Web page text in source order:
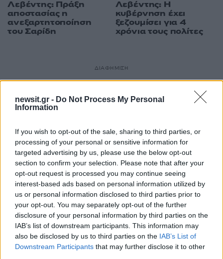
newsit.gr - Do Not Process My Personal
Information
If you wish to opt-out of the sale, sharing to third parties, or
processing of your personal or sensitive information for
targeted advertising by us, please use the below opt-out
section to confirm your selection. Please note that after your
opt-out request is processed you may continue seeing
interest-based ads based on personal information utilized by
us or personal information disclosed to third parties prior to
your opt-out. You may separately opt-out of the further
disclosure of your personal information by third parties on the
IAB’s list of downstream participants. This information may
also be disclosed by us to third parties on the IAB’s List of
Downstream Participants that may further disclose it to other
Λεβέντης: Πράξη
αποστασίας η
ανεξαρτητοποίηση
του Σαρίδη
Λεβέντης: Η
κυβέρνηση έχει
ξεζουμίσει για 4
χρόνια τους πολίτες
ΔΙΑΦΗΜΙΣΗ